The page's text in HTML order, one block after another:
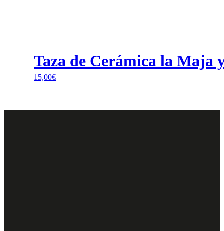
Taza de Cerámica la Maja
15,00€